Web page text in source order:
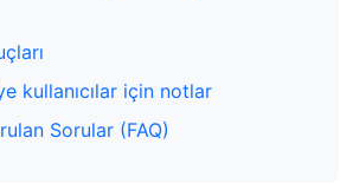
kullanıcılar için notlar
Sorular (FAQ)